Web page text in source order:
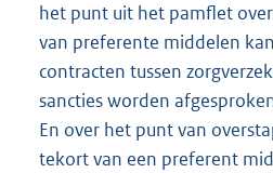
het punt uit het pamflet
van preferente middelen
contracten tussen
sancties worden
En over het punt van
tekort van een preferent